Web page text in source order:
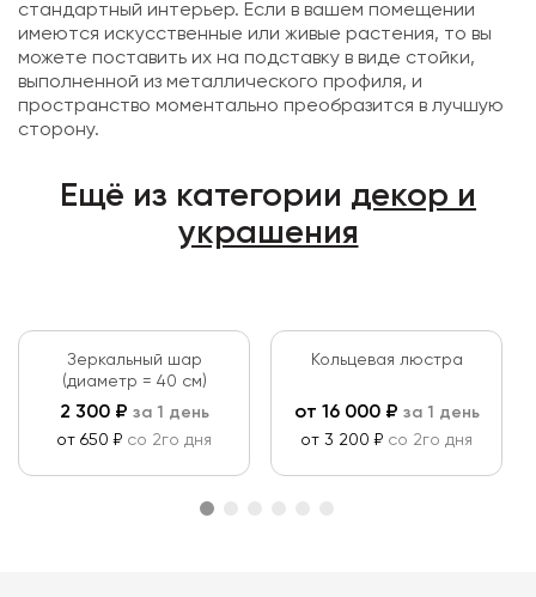
стандартный интерьер. Если в вашем помещении
имеются искусственные или живые растения, то вы
можете поставить их на подставку в виде стойки,
выполненной из металлического профиля, и
пространство моментально преобразится в лучшую
сторону.
Ещё из категории декор и
украшения
Зеркальный шар
(диаметр = 40 см)
2 300₽ за 1 день
от 650 ₽ со 2го дня
Кольцевая люстра
от 16 000₽ за 1 день
от 3 200 ₽ со 2го дня